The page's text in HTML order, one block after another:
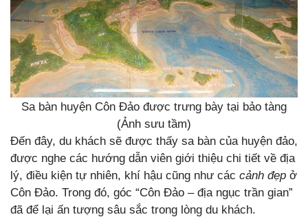
Sa bàn huyện Côn Đảo được trưng bày tại bảo tàng
(Ảnh sưu tầm)
Đến đây, du khách sẽ được thấy sa bàn của huyện đảo,
được nghe các hướng dẫn viên giới thiệu chi tiết về địa
lý, điều kiện tự nhiên, khí hậu cũng như các cảnh đẹp ở
Côn Đảo. Trong đó, góc “Côn Đảo – địa ngục trần gian”
đã để lại ấn tượng sâu sắc trong lòng du khách.